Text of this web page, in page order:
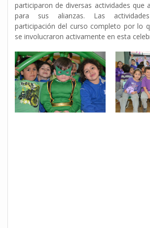
participaron de diversas actividades que
para sus alianzas. Las
participación del curso completo por lo
se involucraron activamente en esta